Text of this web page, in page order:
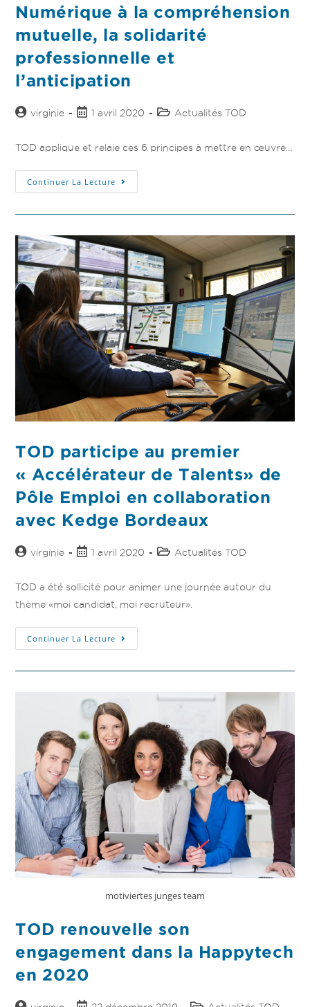
Numérique à la compréhension
mutuelle, la solidarité
professionnelle et
l’anticipation
virginie 1 avril 2020 Actualités TOD
TOD applique et relaie ces 6 principes à mettre en œuvre…
Continuer La Lecture
TOD participe au premier
« Accélérateur de Talents» de
Pôle Emploi en collaboration
avec Kedge Bordeaux
virginie 1 avril 2020 Actualités TOD
TOD a été sollicité pour animer une journée autour du
thème «moi candidat, moi recruteur».
Continuer La Lecture
motiviertes junges team
TOD renouvelle son
engagement dans la Happytech
en 2020